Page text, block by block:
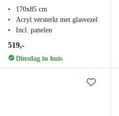
170x85 cm
Acryl versterkt met glasvezel
Incl. panelen
519,-
Dinsdag in huis